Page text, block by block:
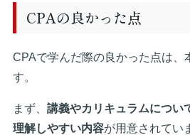
CPAの良かった点
CPAで学んだ際の良かった点は、
す。
まず、 講義やカリキュラムについ
理解しやすい内容が用意されてい